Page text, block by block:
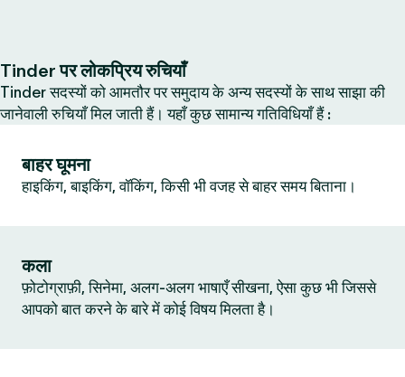
Tinder पर लोकप्रिय रुचियाँ
Tinder सदस्यों को आमतौर पर समुदाय के अन्य सदस्यों के साथ साझा की
जानेवाली रुचियाँ मिल जाती हैं। यहाँ कुछ सामान्य गतिविधियाँ हैं :
बाहर घूमना
हाइकिंग, बाइकिंग, वॉकिंग, किसी भी वजह से बाहर समय बिताना।
कला
फ़ोटोग्राफ़ी, सिनेमा, अलग-अलग भाषाएँ सीखना, ऐसा कुछ भी जिससे
आपको बात करने के बारे में कोई विषय मिलता है।